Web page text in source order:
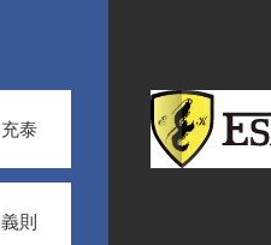
泰
則